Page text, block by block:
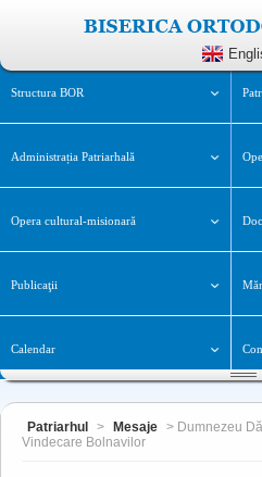
Structura BOR
Administrația Patriarhală
Opera cultural-misionară
Publicaţii
Calendar
Patriarhul > Mesaje > Dumnezeu
Vindecare Bolnavilor